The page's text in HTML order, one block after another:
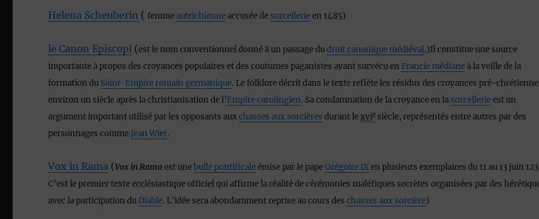
Helena Scheuberin (femmeautrichienneaccusée de sorcellerieen 1485)
le Canon Episcopi (est le nom conventionnel donné à un passage dudroit canonique médiéval.)Il constitue une source
importante à propos des croyances populaires et des coutumes paganistes ayant survécu enFrancie médianeà la veille de la
formation du Saint-Empire romain germanique. Le folklore décrit dans le texte reflète les résidus des croyances pré-
environ un siècle après la christianisation de l’Empire carolingien. Sa condamnation de la croyance en la sorcellerieest un
argument important utilisé par les opposants auxchasses aux sorcières durant lexvie siècle, représentés entre autres par des
personnages comme Jean Wier.
Vox in Rama (Vox in Rama est unebulle pontificaleémise par le papeGrégoire IXen plusieurs exemplaires du 11 au 13 juin
C’est le premier texte ecclésiastique officiel qui affirme la réalité de cérémonies maléfiques secrètes organisées par des
avec la participation duDiable. L’idée sera abondamment reprise au cours deschasses aux sorcière)